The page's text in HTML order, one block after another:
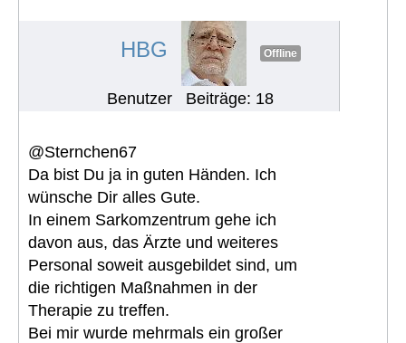
HBG Offline
Benutzer Beiträge: 18
@Sternchen67
Da bist Du ja in guten Händen. Ich
wünsche Dir alles Gute.
In einem Sarkomzentrum gehe ich
davon aus, das Ärzte und weiteres
Personal soweit ausgebildet sind, um
die richtigen Maßnahmen in der
Therapie zu treffen.
Bei mir wurde mehrmals ein großer